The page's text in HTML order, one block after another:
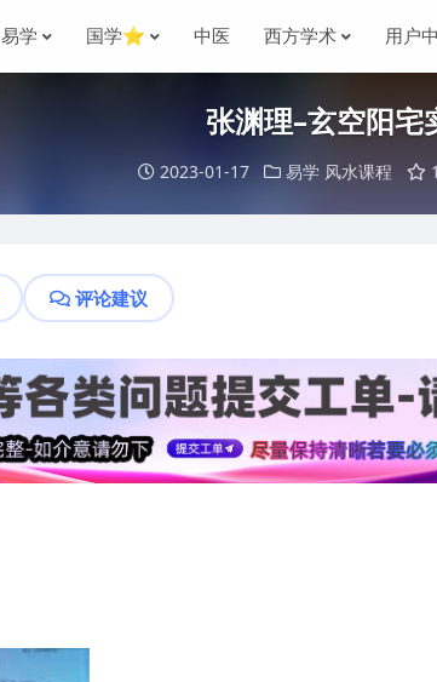
易学 国学⭐ 中医 西方学术 用户
张渊理–玄空阳
2023-01-17 易学 风水课程 1
评论建议